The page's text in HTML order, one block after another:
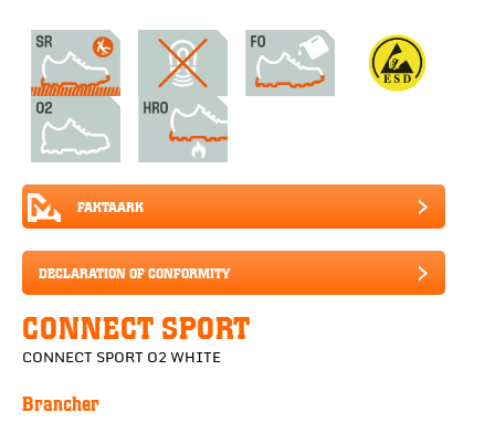
FAKTAARK
DECLARATION OF CONFORMITY
CONNECT SPORT
CONNECT SPORT O2 WHITE
Brancher